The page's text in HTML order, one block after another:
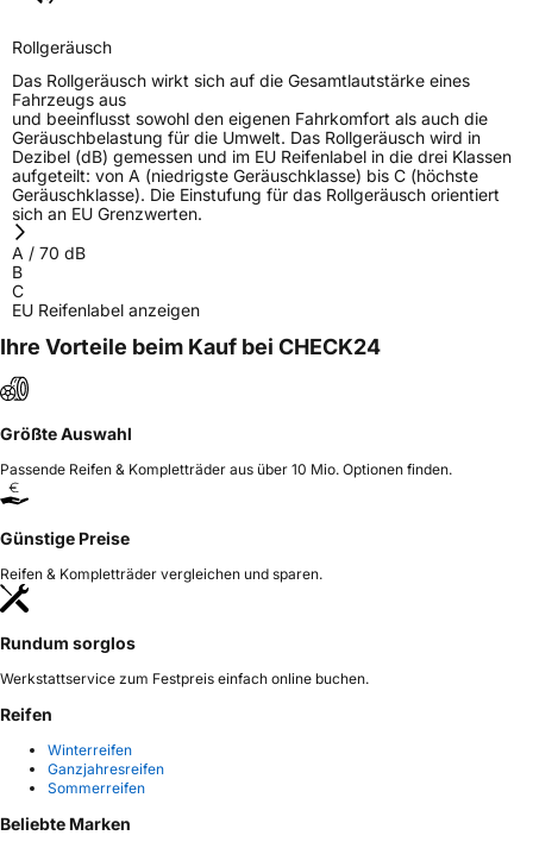
Rollgeräusch
Das Rollgeräusch wirkt sich auf die Gesamtlautstärke eines
Fahrzeugs aus
und beeinflusst sowohl den eigenen Fahrkomfort als auch die
Geräuschbelastung für die Umwelt. Das Rollgeräusch wird in
Dezibel (dB) gemessen und im EU Reifenlabel in die drei Klassen
aufgeteilt: von A (niedrigste Geräuschklasse) bis C (höchste
Geräuschklasse). Die Einstufung für das Rollgeräusch orientiert
sich an EU Grenzwerten.
A / 70 dB
B
C
EU Reifenlabel anzeigen
Ihre Vorteile beim Kauf bei CHECK24
Größte Auswahl
Passende Reifen & Kompletträder aus über 10 Mio. Optionen finden.
Günstige Preise
Reifen & Kompletträder vergleichen und sparen.
Rundum sorglos
Werkstattservice zum Festpreis einfach online buchen.
Reifen
Winterreifen
Ganzjahresreifen
Sommerreifen
Beliebte Marken